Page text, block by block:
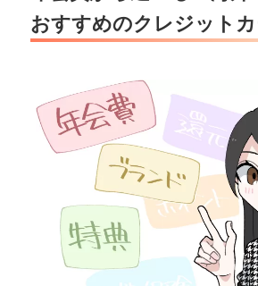
おすすめのクレジット